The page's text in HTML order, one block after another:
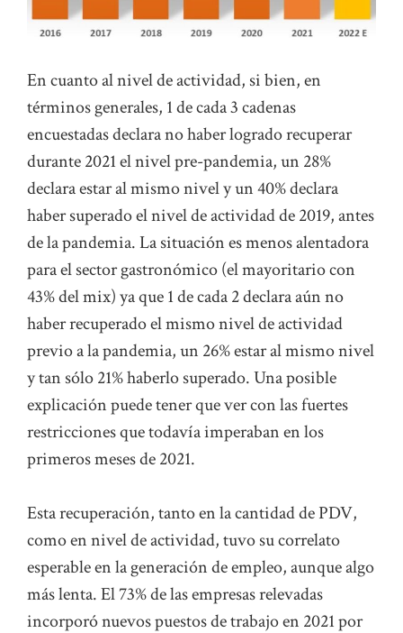
En cuanto al nivel de actividad, si bien, en
términos generales, 1 de cada 3 cadenas
encuestadas declara no haber logrado recuperar
durante 2021 el nivel pre-pandemia, un 28%
declara estar al mismo nivel y un 40% declara
haber superado el nivel de actividad de 2019, antes
de la pandemia. La situación es menos alentadora
para el sector gastronómico (el mayoritario con
43% del mix) ya que 1 de cada 2 declara aún no
haber recuperado el mismo nivel de actividad
previo a la pandemia, un 26% estar al mismo nivel
y tan sólo 21% haberlo superado. Una posible
explicación puede tener que ver con las fuertes
restricciones que todavía imperaban en los
primeros meses de 2021.
Esta recuperación, tanto en la cantidad de PDV,
como en nivel de actividad, tuvo su correlato
esperable en la generación de empleo, aunque algo
más lenta. El 73% de las empresas relevadas
incorporó nuevos puestos de trabajo en 2021 por